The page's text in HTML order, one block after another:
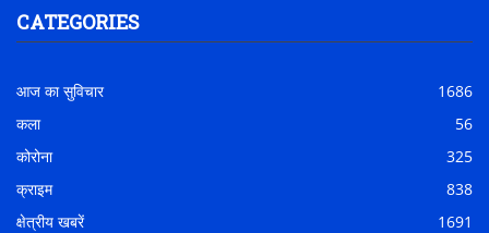
CATEGORIES
आज का सुविचार
1686
कला
56
कोरोना
325
क्राइम
838
क्षेत्रीय खबरें
1691